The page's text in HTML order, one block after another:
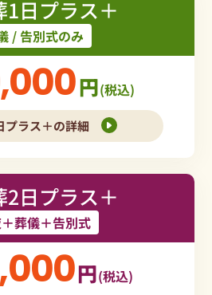
1日プラス＋
/ 告別式のみ
円(税込)
プラス＋の詳細
2日プラス＋
葬儀＋告別式
円(税込)